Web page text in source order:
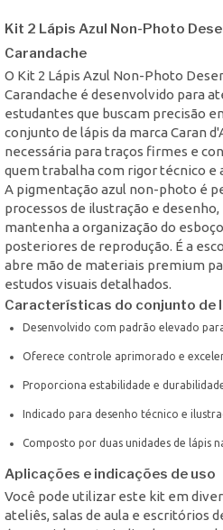
Kit 2 Lápis Azul Non-Photo
Carandache
O Kit 2 Lápis Azul Non-Photo
Carandache é desenvolvido para
estudantes que buscam precisão
conjunto de lápis da marca Caran
necessária para traços firmes e
quem trabalha com rigor técnico e
A pigmentação azul non-photo é
processos de ilustração e
mantenha a organização do
posteriores de reprodução. É a
abre mão de materiais premium
estudos visuais detalhados.
Características do conjunto de
Desenvolvido com padrão elevado
Oferece controle aprimorado e
Proporciona estabilidade e
Indicado para desenho técnico e
Composto por duas unidades de lápis
Aplicações e indicações de uso
Você pode utilizar este kit em
ateliês, salas de aula e escritórios